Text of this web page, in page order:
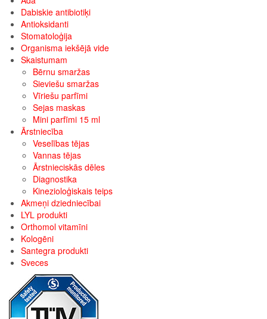
Dabiskie antibiotiķi
Antioksidanti
Stomatoloģija
Organisma iekšējā vide
Skaistumam
Bērnu smaržas
Sieviešu smaržas
Vīriešu parfīmi
Sejas maskas
Mini parfīmi 15 ml
Ārstniecība
Veselības tējas
Vannas tējas
Ārstnieciskās dēles
Diagnostika
Kinezioloģiskais teips
Akmeņi dziedniecībai
LYL produkti
Orthomol vitamīni
Kologēni
Santegra produkti
Sveces